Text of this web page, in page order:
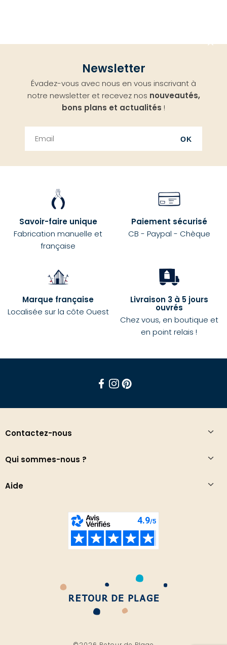
Newsletter
Évadez-vous avec nous en vous inscrivant à
notre newsletter et recevez nos nouveautés,
bons plans et actualités !
OK
Savoir-faire unique
Fabrication manuelle et
française
Paiement sécurisé
CB - Paypal - Chèque
Marque française
Localisée sur la côte Ouest
Livraison 3 à 5 jours
ouvrés
Chez vous, en boutique et
en point relais !
Contactez-nous
Qui sommes-nous ?
Aide